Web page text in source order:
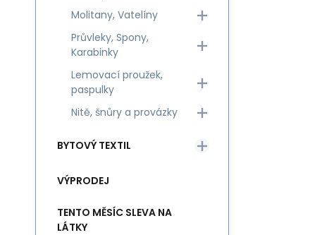
Molitany, Vatelíny
Průvleky, Spony,
Karabinky
Lemovací proužek,
paspulky
Nitě, šnůry a provázky
BYTOVÝ TEXTIL
VÝPRODEJ
TENTO MĚSÍC SLEVA NA
LÁTKY